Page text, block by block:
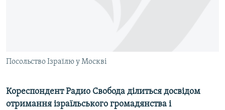
УКРАЇНСЬКА ПРОБЛЕМА КРИМУ
Посольство Ізраїлю у Москві
Кореспондент Радио Свобода ділиться досвідом
отримання ізраїльського громадянства і